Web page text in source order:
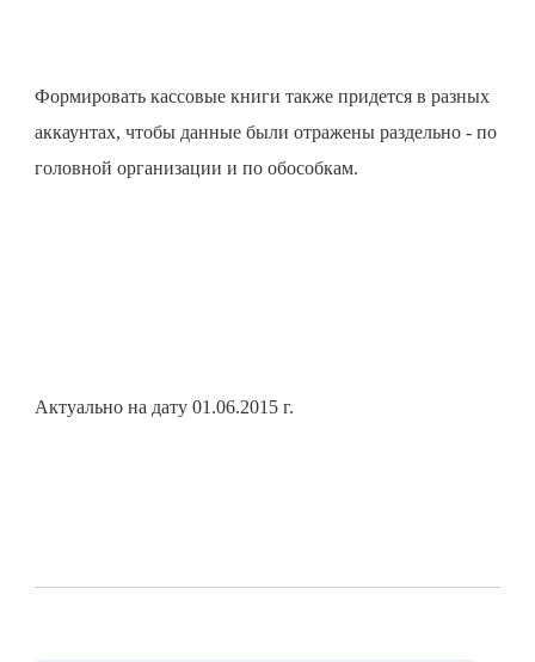
Формировать кассовые книги также придется в разных
аккаунтах, чтобы данные были отражены раздельно - по
головной организации и по обособкам.
Актуально на дату 01.06.2015 г.